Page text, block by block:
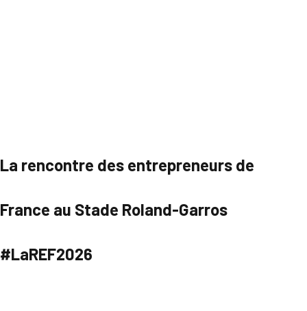
La rencontre des entrepreneurs de
France au Stade Roland-Garros
#LaREF2026